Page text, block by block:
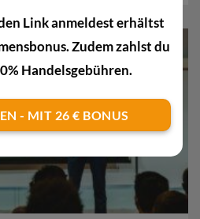
Link anmeldest erhältst
Zudem zahlst du
Handelsgebühren.
- MIT 26 € BONUS